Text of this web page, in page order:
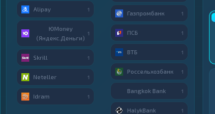
Alipay 1
ЮMoney
(Яндекс.Деньги)
1
Skrill 1
Neteller 1
Idram 1
Газпромбанк 1
ПСБ 1
ВТБ 1
Россельхозбанк 1
Bangkok Bank 1
HalykBank 1